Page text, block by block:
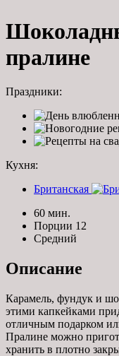
пралине
Праздники:
Кухня:
Британская
60 мин.
Порции 12
Средний
Описание
Карамель, фундук и
этими капкейками
отличным подарком
Пралине можно
хранить в плотно